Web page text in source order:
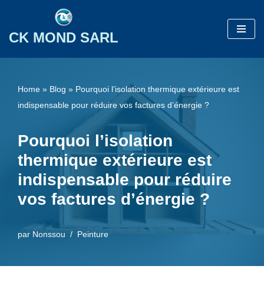
Aller
CK MOND SARL
Home » Blog » Pourquoi l’isolation thermique extérieure est
indispensable pour réduire vos factures d’énergie ?
Pourquoi l’isolation
thermique extérieure est
indispensable pour réduire
vos factures d’énergie ?
par Nonssou Peinture